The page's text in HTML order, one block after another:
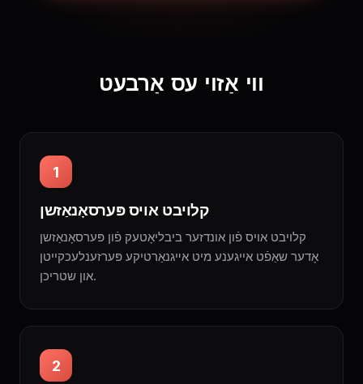
ווי אַזוי עס אַרבעט
1
קלויבט אויס פּערסאָנאַזשן
קלויבט אויס פֿון אונדזער ביבליאָטעק פֿון פּערסאָנאַזשן
אָדער שאַפֿט אייגענע מיט אײגנאַרטיקע פּערזענלעכקייטן
און שטריכן.
2